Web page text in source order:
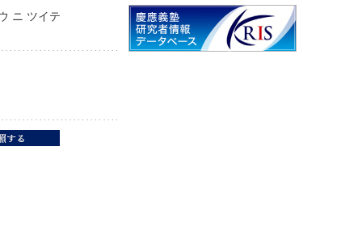
ニ ツイテ